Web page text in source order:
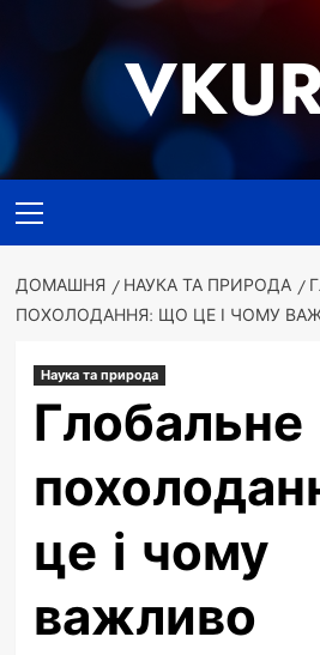
меню
ДОМАШНЯ НАУКА ТА ПРИРОДА
ПОХОЛОДАННЯ: ЩО ЦЕ І ЧОМУ
Наука та природа
Глобальне
це і чому
важливо